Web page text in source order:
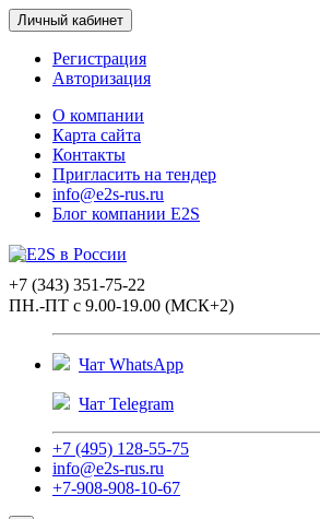
Личный кабинет
Регистрация
Авторизация
О компании
Карта сайта
Контакты
Пригласить на тендер
info@e2s-rus.ru
Блог компании E2S
+7 (343) 351-75-22
ПН.-ПТ с 9.00-19.00 (МСК+2)
Чат WhatsApp
Чат Telegram
+7 (495) 128-55-75
info@e2s-rus.ru
+7-908-908-10-67